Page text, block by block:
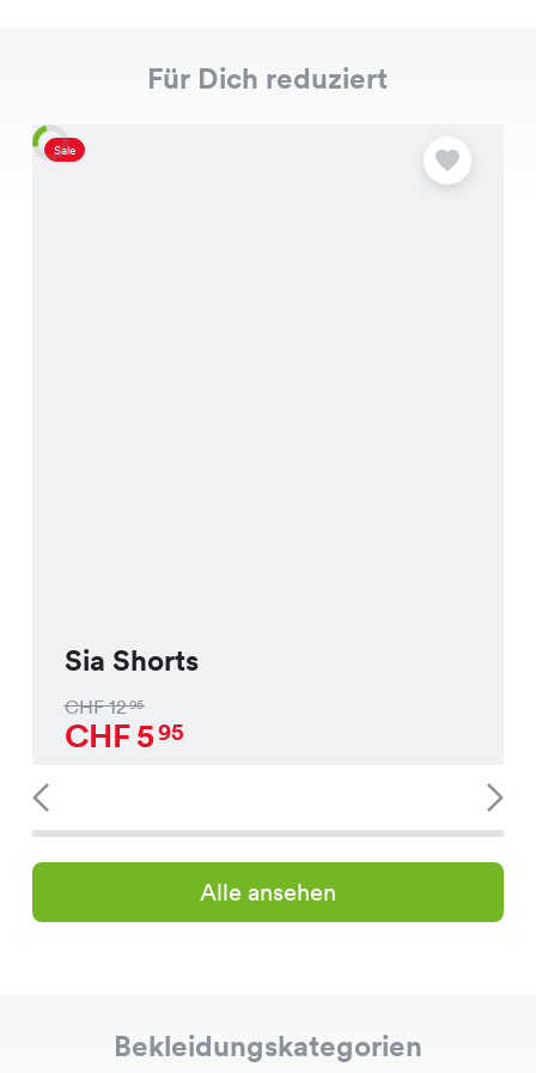
Für Dich reduziert
Sale
Sia Shorts
CHF1295
CHF595
Alle ansehen
Bekleidungskategorien